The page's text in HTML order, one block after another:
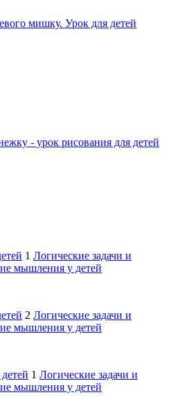
мишку. Урок для детей
- урок рисования для детей
1 Логические задачи и
мышления у детей
2 Логические задачи и
мышления у детей
1 Логические задачи и
мышления у детей